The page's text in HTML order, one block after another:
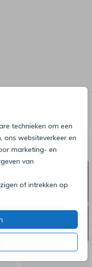
technieken om een
ons websiteverkeer en
marketing- en
van
of intrekken op
ook iets